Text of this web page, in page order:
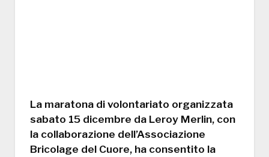
La maratona di volontariato organizzata
sabato 15 dicembre da Leroy Merlin, con
la collaborazione dell’Associazione
Bricolage del Cuore, ha consentito la